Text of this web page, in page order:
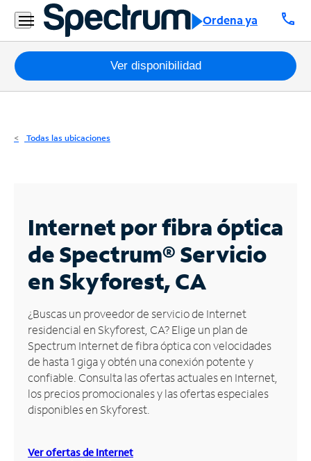
Ordena ya call
Residencial
Business
Paquetes
Internet
Business
Contáctanos
Inglés
Administrar
cuenta
Encuentra
una
tienda
Ver disponibilidad
Todas las ubicaciones
Internet por fibra óptica
de Spectrum®Servicio
en Skyforest, CA
¿Buscas un proveedor de servicio de Internet
residencial en Skyforest, CA? Elige un plan de
Spectrum Internet de fibra óptica con velocidades
de hasta 1 giga y obtén una conexión potente y
confiable. Consulta las ofertas actuales en Internet,
los precios promocionales y las ofertas especiales
disponibles en Skyforest.
Ver ofertas de Internet